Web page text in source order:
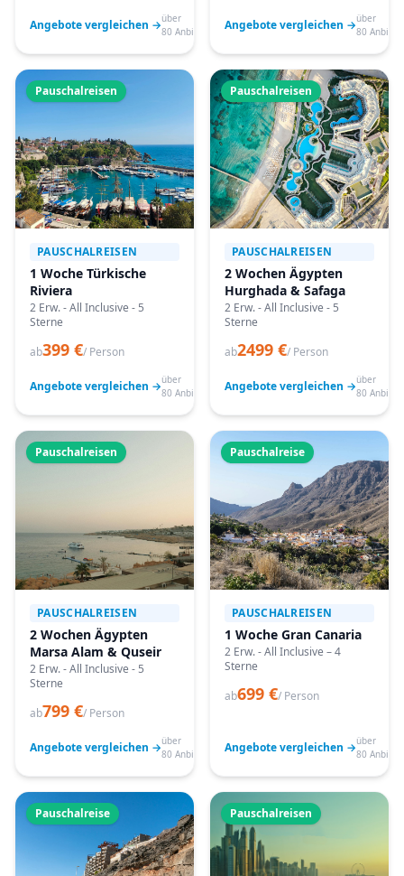
Angebote vergleichen →über
80 Anbieter
Angebote vergleichen →über
80
Pauschalreisen
PAUSCHALREISEN
1 Woche Türkische
Riviera
2 Erw. - All Inclusive - 5
Sterne
ab399 €/ Person
Angebote vergleichen →über
80 Anbieter
Pauschalreisen
PAUSCHALREISEN
2 Wochen Ägypten
Hurghada & Safaga
2 Erw. - All Inclusive - 5
Sterne
ab2499 €/ Person
Angebote vergleichen →über
80
Pauschalreisen
PAUSCHALREISEN
2 Wochen Ägypten
Marsa Alam & Quseir
2 Erw. - All Inclusive - 5
Sterne
ab799 €/ Person
Angebote vergleichen →über
80 Anbieter
Pauschalreise
PAUSCHALREISEN
1 Woche Gran Canaria
2 Erw. - All Inclusive – 4
Sterne
ab699 €/ Person
Angebote vergleichen →über
80
Pauschalreise Pauschalreisen